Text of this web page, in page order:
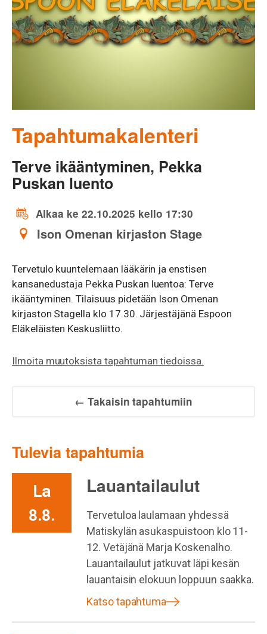
Tapahtumakalenteri
Terve ikääntyminen, Pekka
Puskan luento
Alkaa ke 22.10.2025 kello 17:30
Ison Omenan kirjaston Stage
Tervetulo kuuntelemaan lääkärin ja enstisen
kansanedustaja Pekka Puskan luentoa: Terve
ikääntyminen. Tilaisuus pidetään Ison Omenan
kirjaston Stagella klo 17.30. Järjestäjänä Espoon
Eläkeläisten Keskusliitto.
Ilmoita muutoksista tapahtuman tiedoissa.
← Takaisin tapahtumiin
Tulevia tapahtumia
La
8.8.
Lauantailaulut
Tervetuloa laulamaan yhdessä
Matiskylän asukaspuistoon klo 11-
12. Vetäjänä Marja Koskenalho.
Lauantailaulut jatkuvat läpi kesän
lauantaisin elokuun loppuun saakka.
Katso tapahtuma